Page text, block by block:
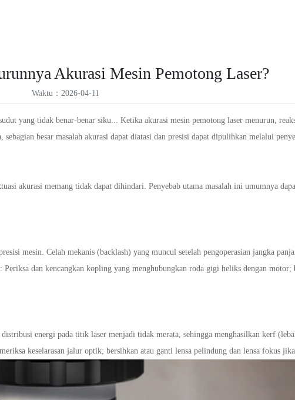
FR Français
Akurasi Mesin Pemotong Laser?
Waktu：2026-04-11
yang tidak benar-benar siku... Ketika akurasi mesin pemotong laser menurun,
besar masalah akurasi dapat diatasi dan presisi dapat dipulihkan melalui
akurasi memang tidak dapat dihindari. Penyebab utama masalah ini umumnya
mesin. Celah mekanis (backlash) yang muncul setelah pengoperasian jangka
Periksa dan kencangkan kopling yang menghubungkan roda gigi heliks dengan
energi pada titik laser menjadi tidak merata, sehingga menghasilkan kerf
keselarasan jalur optik; bersihkan atau ganti lensa pelindung dan lensa fokus